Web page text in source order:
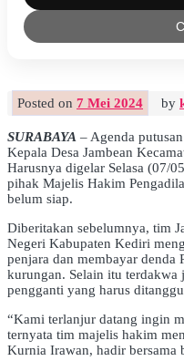
Posted on 7 Mei 2024 by
SURABAYA – Agenda
Kepala Desa Jambean
Harusnya digelar Selasa (07/
pihak Majelis Hakim
belum siap.
Diberitakan sebelumnya, tim
Negeri Kabupaten Kediri
penjara dan membayar denda
kurungan. Selain itu terdakwa
pengganti yang harus
“Kami terlanjur datang ingin
ternyata tim majelis hakim
Kurnia Irawan, hadir bersama